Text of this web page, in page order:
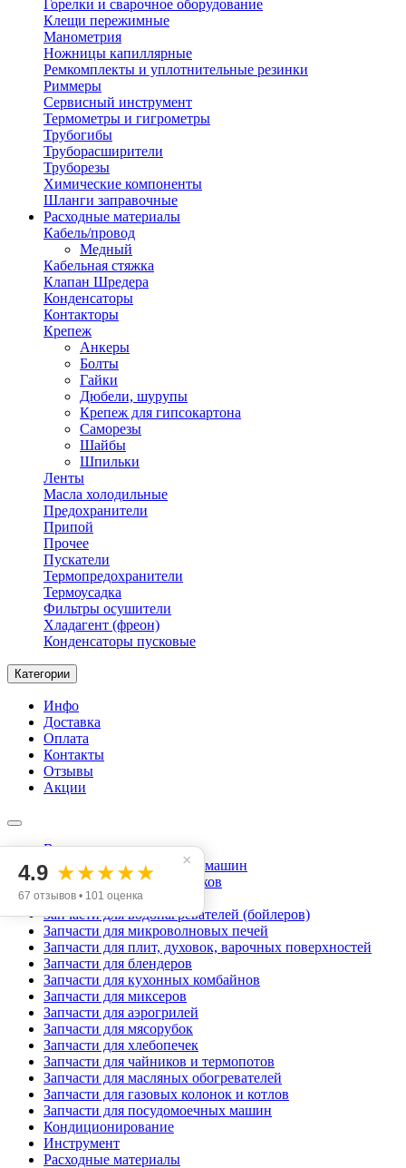
Горелки и сварочное оборудование
Клещи пережимные
Манометрия
Ножницы капиллярные
Ремкомплекты и уплотнительные резинки
Риммеры
Сервисный инструмент
Термометры и гигрометры
Трубогибы
Труборасширители
Труборезы
Химические компоненты
Шланги заправочные
Расходные материалы
Кабель/провод
Медный
Кабельная стяжка
Клапан Шредера
Конденсаторы
Контакторы
Крепеж
Анкеры
Болты
Гайки
Дюбели, шурупы
Крепеж для гипсокартона
Саморезы
Шайбы
Шпильки
Ленты
Масла холодильные
Предохранители
Припой
Прочее
Пускатели
Термопредохранители
Термоусадка
Фильтры осушители
Хладагент (фреон)
Конденсаторы пусковые
Категории
Инфо
Доставка
Оплата
Контакты
Отзывы
Акции
Все категории
Запчасти для стиральных машин
Запчасти для холодильников
Запчасти для пылесосов
Запчасти для водонагревателей (бойлеров)
Запчасти для микроволновых печей
Запчасти для плит, духовок, варочных поверхностей
Запчасти для блендеров
Запчасти для кухонных комбайнов
Запчасти для миксеров
Запчасти для аэрогрилей
Запчасти для мясорубок
Запчасти для хлебопечек
Запчасти для чайников и термопотов
Запчасти для масляных обогревателей
Запчасти для газовых колонок и котлов
Запчасти для посудомоечных машин
Кондиционирование
Инструмент
Расходные материалы
×
4.9 ★★★★★
67 отзывов • 101 оценка